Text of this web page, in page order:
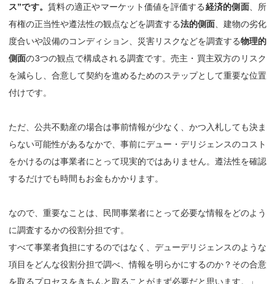
ス”です。賃料の適正やマーケット価値を評価する経済的側面、所
有権の正当性や遵法性の観点などを調査する法的側面 、建物の劣化
度合いや設備のコンディション、災害リスクなどを調査する物理的
側面の3つの観点で構成される調査です。売主・買主双方のリスク
を減らし、合意して契約を進めるためのステップとして重要な位置
付けです。
ただ、公共不動産の場合は事前情報が少なく、かつ入札しても決ま
らない可能性があるなかで、事前にデュー・デリジェンスのコスト
をかけるのは事業者にとって現実的ではありません。遵法性を確認
するだけでも時間もお金もかかります。
なので、重要なことは、民間事業者にとって必要な情報をどのよう
に調査するかの役割分担です。
すべて事業者負担にするのではなく、デューデリジェンスのような
項目をどんな役割分担で調べ、情報を明らかにするのか？その合意
を取るプロセスをきちんと取ることがまず必要だと思います。」